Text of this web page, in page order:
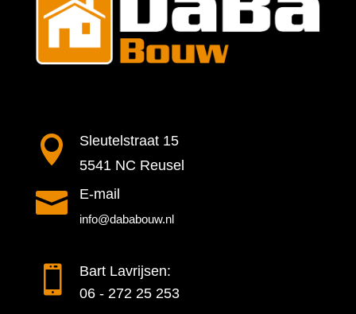

Sleutelstraat 15
5541 NC Reusel
 E-mail
info@dababouw.nl

Bart Lavrijsen:
06 - 272 25 253